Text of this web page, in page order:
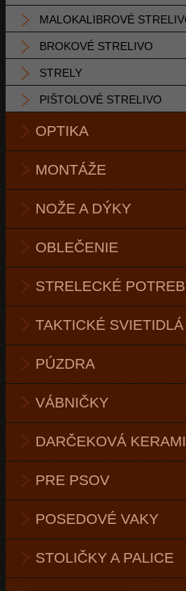
MALOKALIBROVÉ
BROKOVÉ STRELIVO
STRELY
PIŠTOLOVÉ STRELIVO
OPTIKA
MONTÁŽE
NOŽE A DÝKY
OBLEČENIE
STRELECKÉ
TAKTICKÉ SVIETIDLÁ
PÚZDRA
VÁBNIČKY
DARČEKOVÁ
PRE PSOV
POSEDOVÉ VAKY
STOLIČKY A PALICE